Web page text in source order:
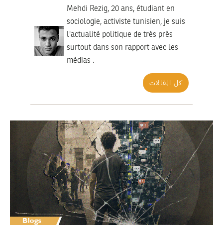
Mehdi Rezig, 20 ans, étudiant en
sociologie, activiste tunisien, je suis
l'actualité politique de très près
surtout dans son rapport avec les
médias .
كل المقالات